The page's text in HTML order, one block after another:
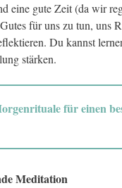
eine gute Zeit (da wir
für uns zu tun, uns
Du kannst
stärken.
für einen
Meditation